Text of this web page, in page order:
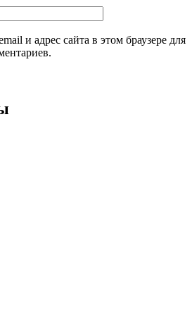
и адрес сайта в этом браузере для